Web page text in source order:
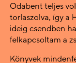
Odabent teljes
torlaszolva, így a
ideig csendben
felkapcsoltam a
Könyvek